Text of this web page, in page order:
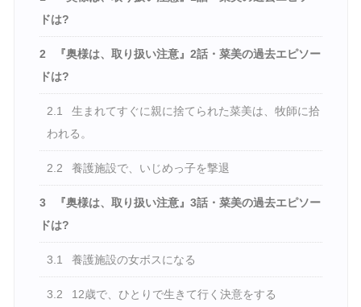
ドは?
2
『奥様は、取り扱い注意』2話・菜美の過去エピソー
ドは?
2.1
生まれてすぐに親に捨てられた菜美は、牧師に拾
われる。
2.2 養護施設で、いじめっ子を撃退
3
『奥様は、取り扱い注意』3話・菜美の過去エピソー
ドは?
3.1 養護施設の女ボスになる
3.2 12歳で、ひとりで生きて行く決意をする